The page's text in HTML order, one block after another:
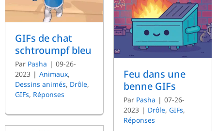
GIFs de chat
schtroumpf bleu
Par Pasha | 09-26-
2023 | Animaux,
Dessins animés, Drôle,
GIFs, Réponses
Feu dans une
benne GIFs
Par Pasha | 07-26-
2023 | Drôle, GIFs,
Réponses